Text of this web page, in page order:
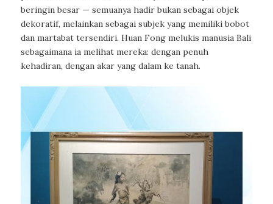
beringin besar — semuanya hadir bukan sebagai objek
dekoratif, melainkan sebagai subjek yang memiliki bobot
dan martabat tersendiri. Huan Fong melukis manusia Bali
sebagaimana ia melihat mereka: dengan penuh
kehadiran, dengan akar yang dalam ke tanah.